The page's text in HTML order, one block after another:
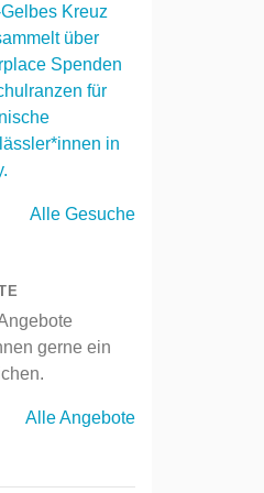
Kreuz
über
Spenden
für
in
Alle Gesuche
gerne ein
Alle Angebote